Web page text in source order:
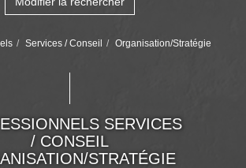
Services / Conseil Organisation/Stratégie
SERVICES
/ CONSEIL
STRATÉGIE